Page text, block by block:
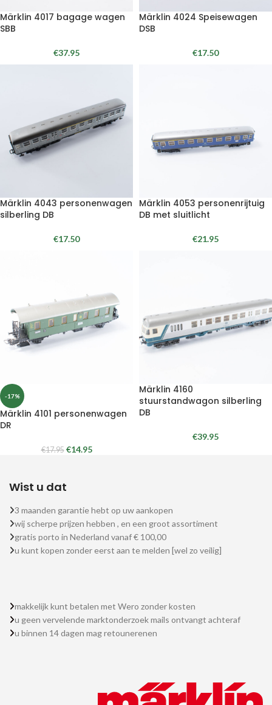
Märklin 4017 bagage wagen
SBB
€37.95
Märklin 4024 Speisewagen
DSB
€17.50
Märklin 4043 personenwagen
silberling DB
€17.50
Märklin 4053 personenrijtuig
DB met sluitlicht
€21.95
-17%
Märklin 4101 personenwagen
DR
€17.95 €14.95
Märklin 4160
stuurstandwagon silberling
DB
€39.95
Wist u dat
3 maanden garantie hebt op uw aankopen
wij scherpe prijzen hebben , en een groot assortiment
gratis porto in Nederland vanaf € 100,00
u kunt kopen zonder eerst aan te melden [wel zo veilig]
makkelijk kunt betalen met Wero zonder kosten
u geen vervelende marktonderzoek mails ontvangt achteraf
u binnen 14 dagen mag retounerenen